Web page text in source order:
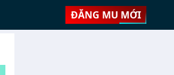
ĐĂNG MU MỚI